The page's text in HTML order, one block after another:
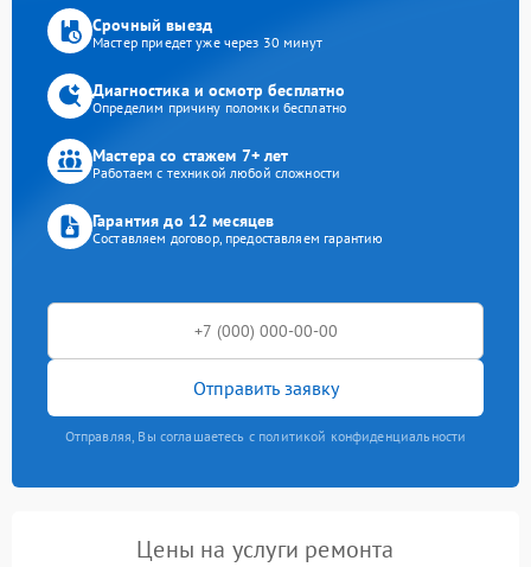
Срочный выезд
Мастер приедет уже через 30 минут
Диагностика и осмотр бесплатно
Определим причину поломки бесплатно
Мастера со стажем 7+ лет
Работаем с техникой любой сложности
Гарантия до 12 месяцев
Составляем договор, предоставляем гарантию
Отправить заявку
Отправляя, Вы соглашаетесь с политикой конфиденциальности
Цены на услуги ремонта